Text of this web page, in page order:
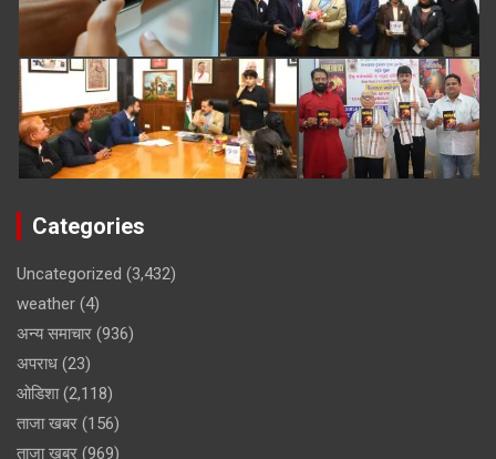
Categories
Uncategorized (3,432)
weather (4)
अन्य समाचार (936)
अपराध (23)
ओडिशा(2,118)
ताजा खबर (156)
ताजा खबर (969)